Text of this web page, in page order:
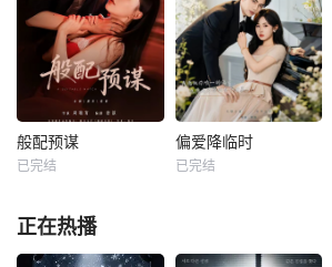
般配预谋
已完结
偏爱降临时
已完结
正在热播